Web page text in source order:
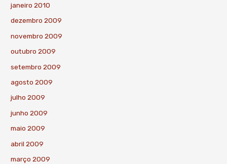
janeiro 2010
dezembro 2009
novembro 2009
outubro 2009
setembro 2009
agosto 2009
julho 2009
junho 2009
maio 2009
abril 2009
março 2009